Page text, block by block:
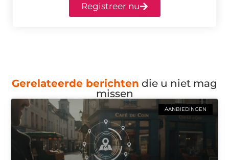
Registreer nu
Gerelateerde berichten die u niet mag
missen
AANBIEDINGEN